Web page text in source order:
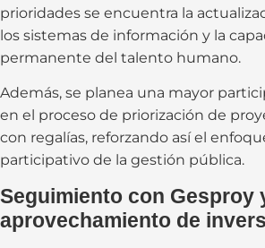
prioridades se encuentra la
los sistemas de información y la
permanente del talento humano.
Además, se planea una mayor
en el proceso de priorización de
con regalías, reforzando así el
participativo de la gestión pública.
Seguimiento con Gesproy
aprovechamiento de